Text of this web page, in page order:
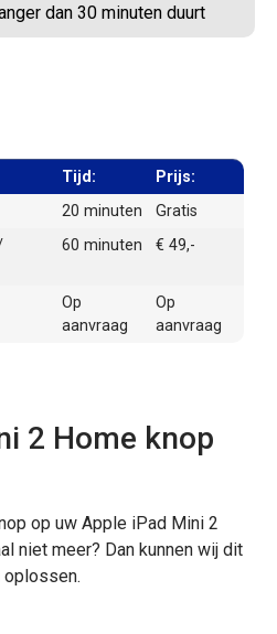
dan 30 minuten duurt
Tijd:
Prijs:
20 minuten
Gratis
60 minuten € 49,-
Op
aanvraag
Op
aanvraag
2 Home knop
op uw Apple iPad Mini 2
niet meer? Dan kunnen wij dit
oplossen.